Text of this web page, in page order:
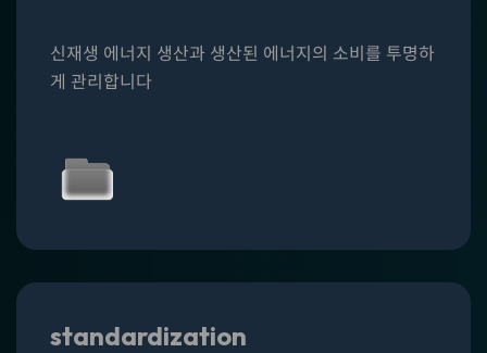
신재생 에너지 생산과 생산된 에너지의 소비를 투명하
게 관리합니다
standardization